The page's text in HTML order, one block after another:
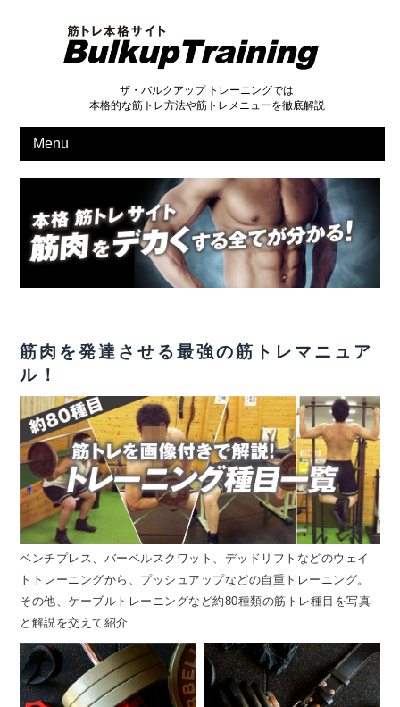
ザ・バルクアップ トレーニングでは
本格的な筋トレ方法や筋トレメニューを徹底解説
Menu
筋肉を発達させる最強の筋トレマニュア
ル！
ベンチプレス、バーベルスクワット、デッドリフトなどのウェイ
トトレーニングから、プッシュアップなどの自重トレーニング。
その他、ケーブルトレーニングなど約80種類の筋トレ種目を写真
と解説を交えて紹介